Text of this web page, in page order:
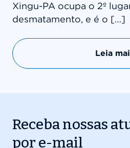
Xingu-PA ocupa o 2º
desmatamento, e é o […]
Leia
Receba nossas
por e-mail